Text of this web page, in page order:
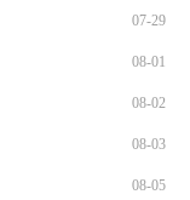
07-29
08-01
08-02
08-03
08-05